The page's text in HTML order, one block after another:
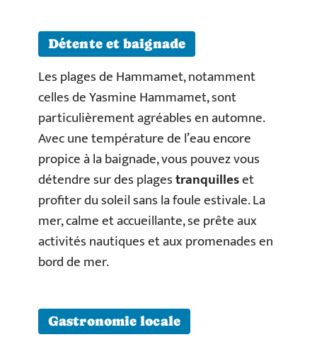
Détente et baignade
Les plages de Hammamet, notamment
celles de Yasmine Hammamet, sont
particulièrement agréables en automne.
Avec une température de l’eau encore
propice à la baignade, vous pouvez vous
détendre sur des plagestranquilleset
profiter du soleil sans la foule estivale. La
mer, calme et accueillante, se prête aux
activités nautiques et aux promenades en
bord de mer.
Gastronomie locale